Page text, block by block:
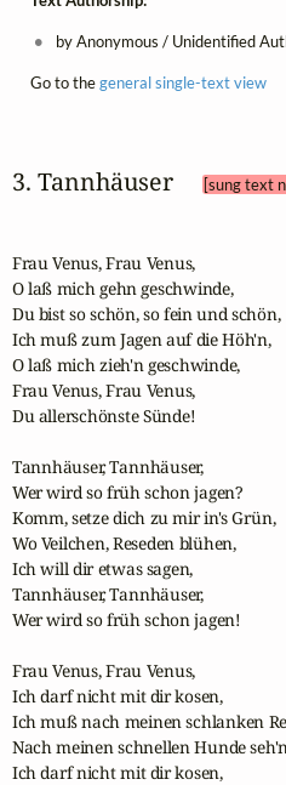
by Anonymous / Unidentified
Go to thegeneral single-text view
3. Tannhäuser [sung text
Frau Venus, Frau Venus,
O laß mich gehn geschwinde,
Du bist so schön, so fein und schön,
Ich muß zum Jagen auf die Höh'n,
O laß mich zieh'n geschwinde,
Frau Venus, Frau Venus,
Du allerschönste Sünde!
Tannhäuser, Tannhäuser,
Wer wird so früh schon jagen?
Komm, setze dich zu mir in's Grün,
Wo Veilchen, Reseden blühen,
Ich will dir etwas sagen,
Tannhäuser, Tannhäuser,
Wer wird so früh schon jagen!
Frau Venus, Frau Venus,
Ich darf nicht mit dir kosen,
Ich muß nach meinen schlanken
Nach meinen schnellen Hunde
Ich darf nicht mit dir kosen,